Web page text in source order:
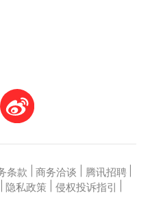
条款 商务洽谈 腾讯招聘
隐私政策 侵权投诉指引